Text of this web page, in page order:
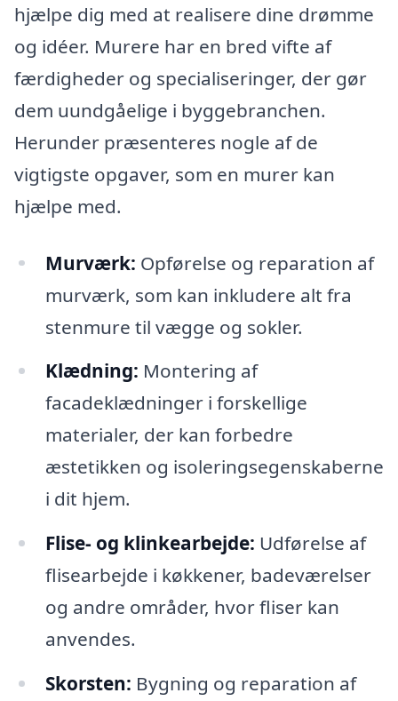
hjælpe dig med at realisere dine drømme
og idéer. Murere har en bred vifte af
færdigheder og specialiseringer, der gør
dem uundgåelige i byggebranchen.
Herunder præsenteres nogle af de
vigtigste opgaver, som en murer kan
hjælpe med.
Murværk: Opførelse og reparation af
murværk, som kan inkludere alt fra
stenmure til vægge og sokler.
Klædning: Montering af
facadeklædninger i forskellige
materialer, der kan forbedre
æstetikken og isoleringsegenskaberne
i dit hjem.
Flise- og klinkearbejde: Udførelse af
flisearbejde i køkkener, badeværelser
og andre områder, hvor fliser kan
anvendes.
Skorsten: Bygning og reparation af